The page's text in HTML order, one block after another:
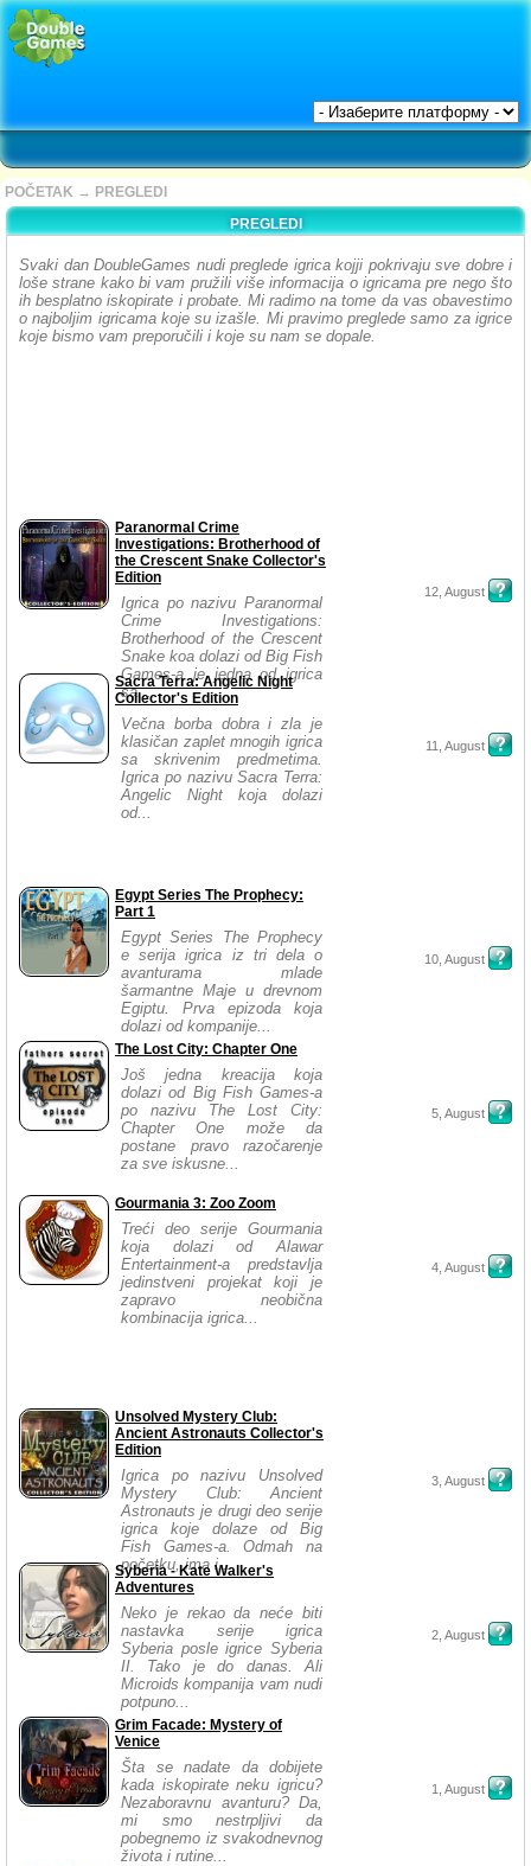
POČETAK → PREGLEDI
PREGLEDI
Svaki dan DoubleGames nudi preglede igrica kojji pokrivaju sve dobre i
loše strane kako bi vam pružili više informacija o igricama pre nego što
ih besplatno iskopirate i probate. Mi radimo na tome da vas obavestimo
o najboljim igricama koje su izašle. Mi pravimo preglede samo za igrice
koje bismo vam preporučili i koje su nam se dopale.
Paranormal Crime
Investigations: Brotherhood of
the Crescent Snake Collector's
Edition
Igrica po nazivu Paranormal
Crime Investigations:
Brotherhood of the Crescent
Snake koa dolazi od Big Fish
Games-a je jedna od igrica
sa...
12, August
Sacra Terra: Angelic Night
Collector's Edition
Večna borba dobra i zla je
klasičan zaplet mnogih igrica
sa skrivenim predmetima.
Igrica po nazivu Sacra Terra:
Angelic Night koja dolazi
od...
11, August
Egypt Series The Prophecy:
Part 1
Egypt Series The Prophecy
e serija igrica iz tri dela o
avanturama mlade
šarmantne Maje u drevnom
Egiptu. Prva epizoda koja
dolazi od kompanije...
10, August
The Lost City: Chapter One
Još jedna kreacija koja
dolazi od Big Fish Games-a
po nazivu The Lost City:
Chapter One može da
postane pravo razočarenje
za sve iskusne...
5, August
Gourmania 3: Zoo Zoom
Treći deo serije Gourmania
koja dolazi od Alawar
Entertainment-a predstavlja
jedinstveni projekat koji je
zapravo neobična
kombinacija igrica...
4, August
Unsolved Mystery Club:
Ancient Astronauts Collector's
Edition
Igrica po nazivu Unsolved
Mystery Club: Ancient
Astronauts je drugi deo serije
igrica koje dolaze od Big
Fish Games-a. Odmah na
početku, ima i...
3, August
Syberia - Kate Walker's
Adventures
Neko je rekao da neće biti
nastavka serije igrica
Syberia posle igrice Syberia
II. Tako je do danas. Ali
Microids kompanija vam nudi
potpuno...
2, August
Grim Facade: Mystery of
Venice
Šta se nadate da dobijete
kada iskopirate neku igricu?
Nezaboravnu avanturu? Da,
mi smo nestrpljivi da
pobegnemo iz svakodnevnog
života i rutine...
1, August